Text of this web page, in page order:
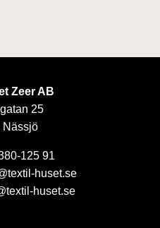
Zeer AB
25
Nässjö
125 91
huset.se
huset.se